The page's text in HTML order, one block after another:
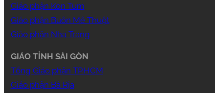
Giáo phận Kon Tum
Giáo phận Buôn Mê Thuột
Giáo phận Nha Trang
GIÁO TỈNH SÀI GÒN
Tổng Giáo phận TP.HCM
Giáo phận Bà Rịa